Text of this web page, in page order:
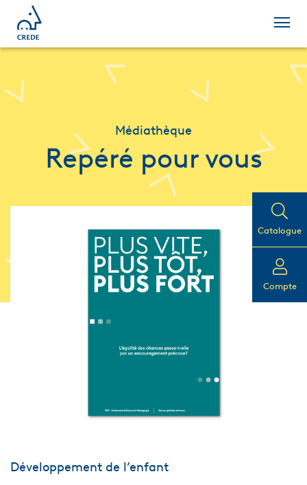
Catalogue
Compte
Médiathèque
Repéré pour vous
Développement de l’enfant